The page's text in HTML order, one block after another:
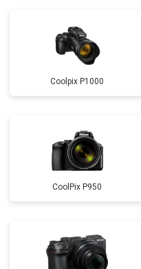
Coolpix P1000
CoolPix P950